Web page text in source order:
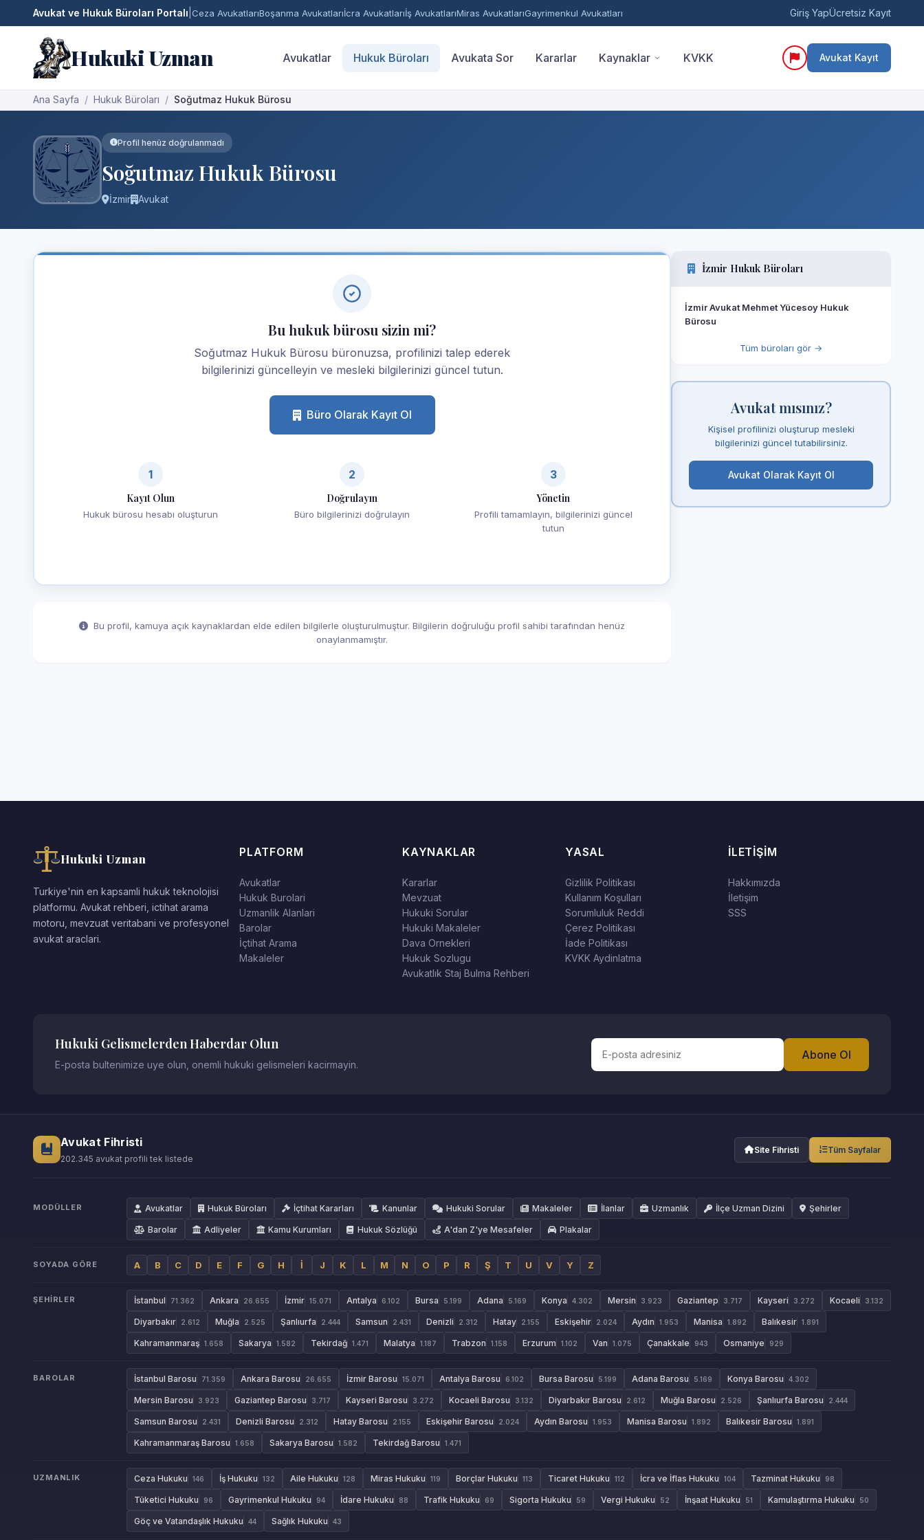
Avukat ve Hukuk Büroları Portalı Ceza AvukatlarıBoşanma Avukatlarıİcra Avukatlarıİş AvukatlarıMiras AvukatlarıGayrimenkul Avukatları Giriş YapÜcretsiz Kayıt
Hukuki Uzman Avukatlar Hukuk Büroları Avukata Sor Kararlar Kaynaklar KVKK Avukat Kayıt
Ana Sayfa Hukuk Büroları Soğutmaz Hukuk Bürosu
Profil henüz doğrulanmadı
Soğutmaz Hukuk Bürosu
İzmir Avukat
Bu hukuk bürosu sizin mi?
Soğutmaz Hukuk Bürosu büronuzsa, profilinizi talep ederek
bilgilerinizi güncelleyin ve mesleki bilgilerinizi güncel tutun.
Büro Olarak Kayıt Ol
1
Kayıt Olun
Hukuk bürosu hesabı oluşturun
2
Doğrulayın
Büro bilgilerinizi doğrulayın
3
Yönetin
Profili tamamlayın, bilgilerinizi güncel
tutun
Bu profil, kamuya açık kaynaklardan elde edilen bilgilerle oluşturulmuştur. Bilgilerin doğruluğu profil sahibi tarafından henüz
onaylanmamıştır.
İzmir Hukuk Büroları
İzmir Avukat Mehmet Yücesoy Hukuk
Bürosu
Tüm büroları gör →
Avukat mısınız?
Kişisel profilinizi oluşturup mesleki
bilgilerinizi güncel tutabilirsiniz.
Avukat Olarak Kayıt Ol
Hukuki Uzman
Turkiye'nin en kapsamli hukuk teknolojisi
platformu. Avukat rehberi, ictihat arama
motoru, mevzuat veritabani ve profesyonel
avukat araclari.
PLATFORM
Avukatlar
Hukuk Burolari
Uzmanlik Alanlari
Barolar
İçtihat Arama
Makaleler
KAYNAKLAR
Kararlar
Mevzuat
Hukuki Sorular
Hukuki Makaleler
Dava Ornekleri
Hukuk Sozlugu
Avukatlık Staj Bulma Rehberi
YASAL
Gizlilik Politikası
Kullanım Koşulları
Sorumluluk Reddi
Çerez Politikası
İade Politikası
KVKK Aydinlatma
İLETIŞIM
Hakkımızda
İletişim
SSS
Hukuki Gelismelerden Haberdar Olun
E-posta bultenimize uye olun, onemli hukuki gelismeleri kacirmayin.
Abone Ol
Avukat Fihristi
202.345 avukat profili tek listede
Site Fihristi Tüm Sayfalar
MODÜLLER Avukatlar Hukuk Büroları İçtihat Kararları Kanunlar Hukuki Sorular Makaleler İlanlar Uzmanlık İlçe Uzman Dizini Şehirler
Barolar Adliyeler Kamu Kurumları Hukuk Sözlüğü A'dan Z'ye Mesafeler Plakalar
SOYADA GÖRE A B C D E F G H İ J K L M N O P R Ş T U V Y Z
ŞEHIRLER İstanbul 71.362 Ankara 26.655 İzmir 15.071 Antalya 6.102 Bursa 5.199 Adana 5.169 Konya 4.302 Mersin 3.923 Gaziantep 3.717 Kayseri 3.272 Kocaeli 3.132
Diyarbakır 2.612 Muğla 2.525 Şanlıurfa 2.444 Samsun 2.431 Denizli 2.312 Hatay 2.155 Eskişehir 2.024 Aydın 1.953 Manisa 1.892 Balıkesir 1.891
Kahramanmaraş 1.658 Sakarya 1.582 Tekirdağ 1.471 Malatya 1.187 Trabzon 1.158 Erzurum 1.102 Van 1.075 Çanakkale 943 Osmaniye 929
BAROLAR İstanbul Barosu 71.359 Ankara Barosu 26.655 İzmir Barosu 15.071 Antalya Barosu 6.102 Bursa Barosu 5.199 Adana Barosu 5.169 Konya Barosu 4.302
Mersin Barosu 3.923 Gaziantep Barosu 3.717 Kayseri Barosu 3.272 Kocaeli Barosu 3.132 Diyarbakır Barosu 2.612 Muğla Barosu 2.526 Şanlıurfa Barosu 2.444
Samsun Barosu 2.431 Denizli Barosu 2.312 Hatay Barosu 2.155 Eskişehir Barosu 2.024 Aydın Barosu 1.953 Manisa Barosu 1.892 Balıkesir Barosu 1.891
Kahramanmaraş Barosu 1.658 Sakarya Barosu 1.582 Tekirdağ Barosu 1.471
UZMANLIK Ceza Hukuku 146 İş Hukuku 132 Aile Hukuku 128 Miras Hukuku 119 Borçlar Hukuku 113 Ticaret Hukuku 112 İcra ve İflas Hukuku 104 Tazminat Hukuku 98
Tüketici Hukuku 96 Gayrimenkul Hukuku 94 İdare Hukuku 88 Trafik Hukuku 69 Sigorta Hukuku 59 Vergi Hukuku 52 İnşaat Hukuku 51 Kamulaştırma Hukuku 50
Göç ve Vatandaşlık Hukuku 44 Sağlık Hukuku 43